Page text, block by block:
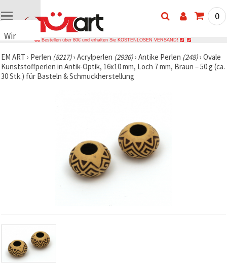
Wir
Cookies
🍪 Wir
verwenden
Datenverkehr
analysieren
sowie
relevantere
0
Bestellen über 80€ und erhalten Sie KOSTENLOSEN VERSAND!
EM ART › Perlen (8217)› Acrylperlen (2936)› Antike Perlen (248)› Ovale
Kunststoffperlen in Antik-Optik, 16x10 mm, Loch 7 mm, Braun – 50 g (ca.
30 Stk.) für Basteln & Schmuckherstellung